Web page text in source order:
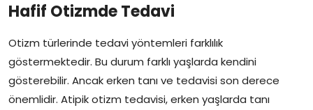
Hafif Otizmde Tedavi
Otizm türlerinde tedavi yöntemleri farklılık
göstermektedir. Bu durum farklı yaşlarda kendini
gösterebilir. Ancak erken tanı ve tedavisi son derece
önemlidir. Atipik otizm tedavisi, erken yaşlarda tanı